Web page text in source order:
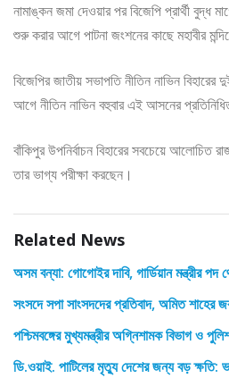
নামাঙ্কন জমা দেওয়ার পর বিজেপি প্রার্থী বুদ্ধ
শুরু করার আগে পাটনা জংশনের কাছে মহাবীর
বিজেপির জাতীয় সভাপতি নীতিন নাভিন
আগে নীতিন নাভিন বহুবার এই আসনের
বাঁকিপুর উপনির্বাচন বিহারের সবচেয়ে আলোচিত
তার ভাগ্য পরীক্ষা করছেন।
Related News
অসম বন্যা: গোগোইর দাবি, গার্ডিয়ান মন্ত্রীর
সংসদে সপা সাংসদদের প্রতিবাদ, অমিত শাহের
পশ্চিমবঙ্গের মুখ্যমন্ত্রীর অগ্নিশামক বিভাগ ও
ডি.ওয়াই. পাটিলের মৃত্যু দেশের জন্য বড় ক্ষতি: